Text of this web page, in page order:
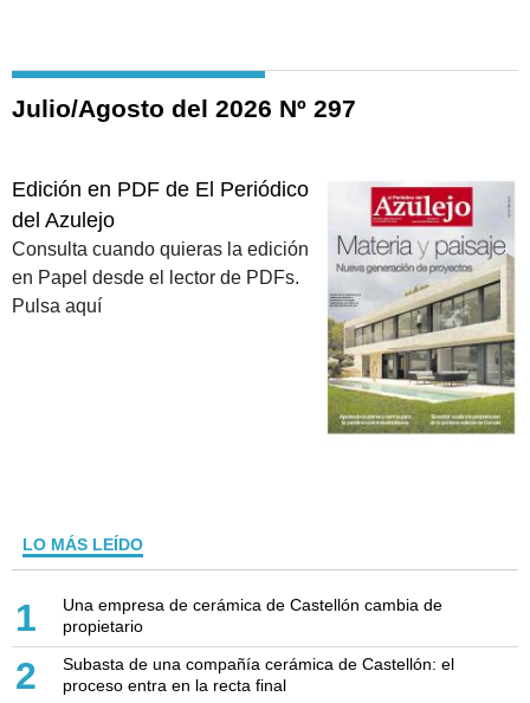
Julio/Agosto del 2026 Nº 297
Edición en PDF de El Periódico
del Azulejo
Consulta cuando quieras la edición
en Papel desde el lector de PDFs.
Pulsa aquí
LO MÁS LEÍDO
1
Una empresa de cerámica de Castellón cambia de
propietario
2
Subasta de una compañía cerámica de Castellón: el
proceso entra en la recta final